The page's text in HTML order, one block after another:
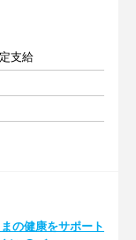
支給
の健康をサポート